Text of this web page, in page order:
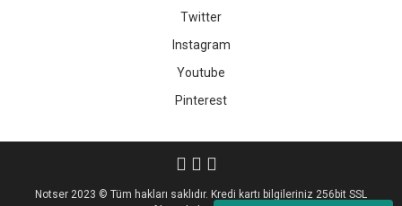
Twitter
Instagram
Youtube
Pinterest
Notser 2023 © Tüm hakları saklıdır. Kredi kartı bilgileriniz 256bit SSL